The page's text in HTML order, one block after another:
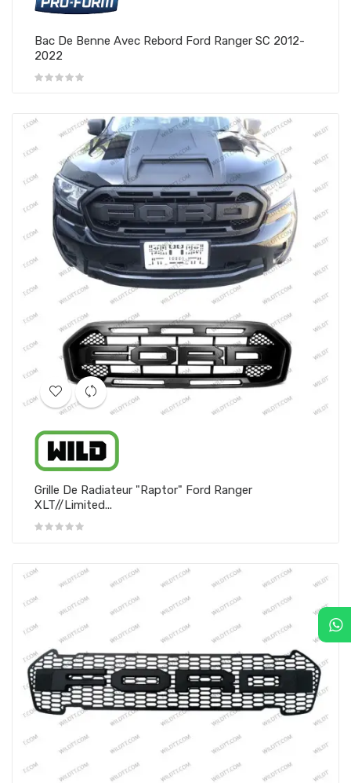
Bac De Benne Avec Rebord Ford Ranger SC 2012-
2022
Grille De Radiateur "Raptor" Ford Ranger
XLT//Limited...